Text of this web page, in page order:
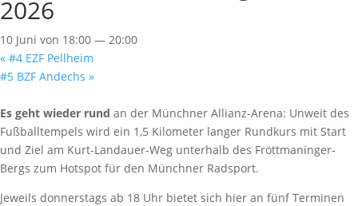
2026
10 Juni von 18:00 — 20:00
« #4 EZF Pellheim
#5 BZF Andechs »
Es geht wieder rund an der Münchner Allianz-Arena: Unweit des
Fußballtempels wird ein 1,5 Kilometer langer Rundkurs mit Start
und Ziel am Kurt-Landauer-Weg unterhalb des Fröttmaninger-
Bergs zum Hotspot für den Münchner Radsport.
Jeweils donnerstags ab 18 Uhr bietet sich hier an fünf Terminen